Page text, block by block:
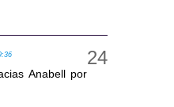
Anabell por